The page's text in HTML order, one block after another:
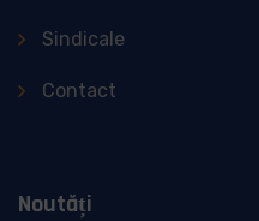
Sindicale
Contact
Noutăți